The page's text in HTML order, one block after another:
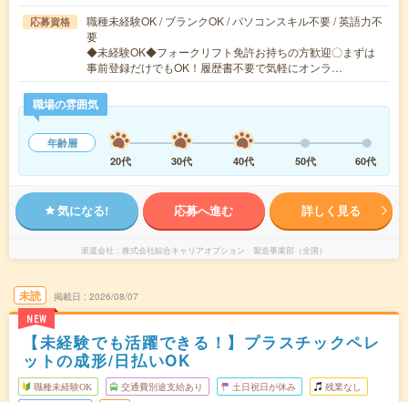
応募資格
職種未経験OK / ブランクOK / パソコンスキル不要 / 英語力不
要
◆未経験OK◆フォークリフト免許お持ちの方歓迎〇まずは
事前登録だけでもOK！履歴書不要で気軽にオンラ…
職場の雰囲気
年齢層
20代
30代 40代 50代 60代
気になる! 応募へ進む 詳しく見る
派遣会社 株式会社綜合キャリアオプション 製造事業部（全国）
未読
NEW
掲載日 2026/08/07
【未経験でも活躍できる！】プラスチックペレ
ットの成形/日払いOK
職種未経験OK 交通費別途支給あり 土日祝日が休み 残業なし